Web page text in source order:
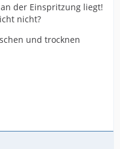
der Einspritzung liegt!
nicht?
und trocknen